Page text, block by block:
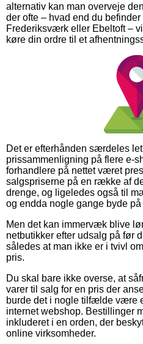
alternativ kan man overveje
der ofte – hvad end du
Frederiksværk eller Ebeltoft –
køre din ordre til et
Det er efterhånden særdeles
prissammenligning på flere e-
forhandlere på nettet været
salgspriserne på en række af
drenge, og ligeledes også til
og endda nogle gange byde
Men det kan immervæk blive
netbutikker efter udsalg på før
således at man ikke er i tvivl
pris.
Du skal bare ikke overse, at
varer til salg for en pris der
burde det i nogle tilfælde være
internet webshop. Bestillinger
inkluderet i en orden, der
online virksomheder.